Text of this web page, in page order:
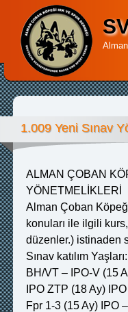
1.009 Yeni Sınav
ALMAN ÇOBAN
YÖNETMELİKLERİ
Alman Çoban
konuları ile ilgili
düzenler.) istinaden
Sınav katılım Yaşları:
BH/VT – IPO-V (15
IPO ZTP (18 Ay)
Fpr 1-3 (15 Ay) IPO